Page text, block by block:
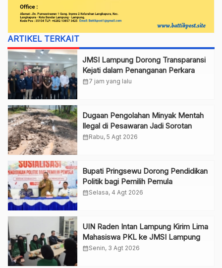
ARTIKEL TERKAIT
JMSI Lampung Dorong Transparansi
Kejati dalam Penanganan Perkara
calendar_month7 jam yang lalu
Dugaan Pengolahan Minyak Mentah
Ilegal di Pesawaran Jadi Sorotan
calendar_monthRabu, 5 Agt 2026
Bupati Pringsewu Dorong Pendidikan
Politik bagi Pemilih Pemula
calendar_monthSelasa, 4 Agt 2026
UIN Raden Intan Lampung Kirim Lima
Mahasiswa PKL ke JMSI Lampung
calendar_monthSenin, 3 Agt 2026